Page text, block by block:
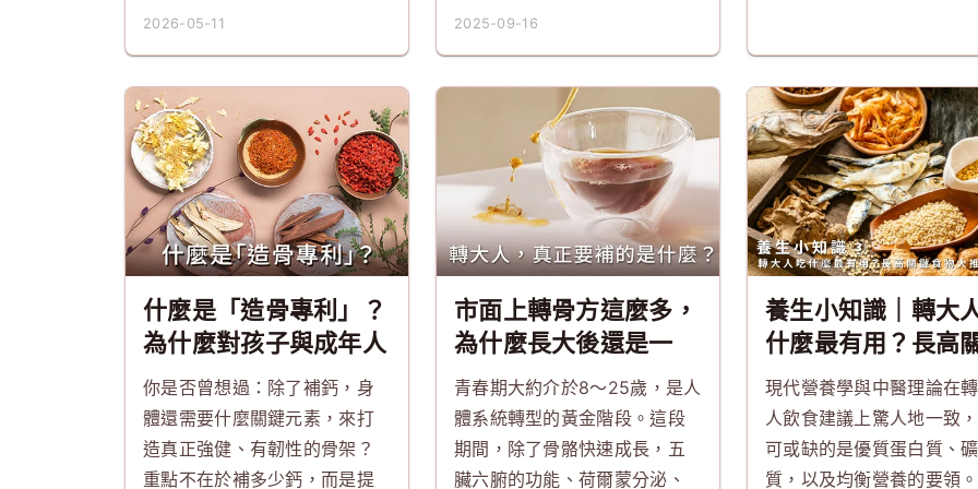
2026-05-11 2025-09-16
什麼是「造骨專利」？
為什麼對孩子與成年人
都這麼重要？
你是否曾想過：除了補鈣，身
體還需要什麼關鍵元素，來打
造真正強健、有韌性的骨架？
重點不在於補多少鈣，而是提
市面上轉骨方這麼多，
為什麼長大後還是一
樣？
青春期大約介於8～25歲，是人
體系統轉型的黃金階段。這段
期間，除了骨骼快速成長，五
臟六腑的功能、荷爾蒙分泌、
養生小知識｜轉大
什麼最有用？長高
食物大推薦！
現代營養學與中醫理論在
人飲食建議上驚人地一致
可或缺的是優質蛋白質、
質，以及均衡營養的要領